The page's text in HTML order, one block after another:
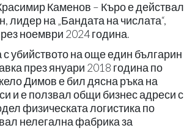
Каменов – Къро е действал
лидер на „Бандата на числата“,
ноември 2024 година.
убийството на още един българин
през януари 2018 година по
Димов е бил дясна ръка на
и е ползвал общи бизнес адреси с
физическата логистика по
нелегална фабрика за